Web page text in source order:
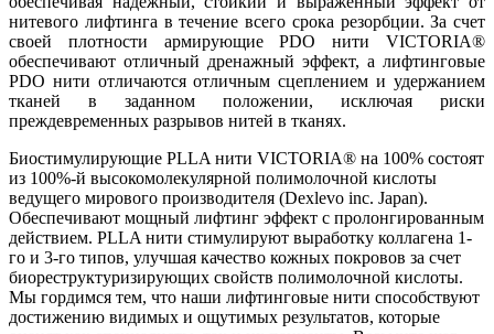
нитевого лифтинга в течение всего срока резорбции. За счет
своей плотности армирующие PDO нити VICTORIA®
обеспечивают отличный дренажный эффект, а лифтинговые
PDO нити отличаются отличным сцеплением и удержанием
тканей в заданном положении, исключая риски
преждевременных разрывов нитей в тканях.
Биостимулирующие PLLA нити VICTORIA® на 100% состоят
из 100%-й высокомолекулярной полимолочной кислоты
ведущего мирового производителя (Dexlevo inc. Japan).
Обеспечивают мощный лифтинг эффект с пролонгированным
действием. PLLA нити стимулируют выработку коллагена 1-
го и 3-го типов, улучшая качество кожных покровов за счет
биореструктуризирующих свойств полимолочной кислоты.
Мы гордимся тем, что наши лифтинговые нити способствуют
достижению видимых и ощутимых результатов, которые